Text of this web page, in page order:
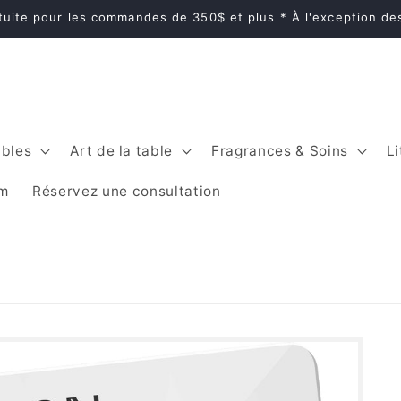
pour les commandes de 350$ et plus * À l'exception
Art de la table Fragrances & Soins
Réservez une consultation